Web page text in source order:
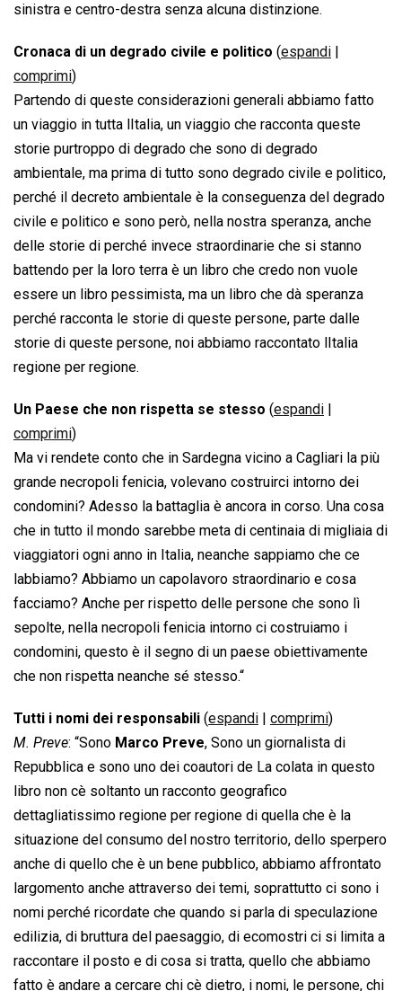
sinistra e centro-destra senza alcuna distinzione.
Cronaca di un degrado civile e politico (espandi
comprimi)
Partendo di queste considerazioni generali abbiamo fatto
un viaggio in tutta lItalia, un viaggio che racconta queste
storie purtroppo di degrado che sono di degrado
ambientale, ma prima di tutto sono degrado civile e politico,
perché il decreto ambientale è la conseguenza del degrado
civile e politico e sono però, nella nostra speranza, anche
delle storie di perché invece straordinarie che si stanno
battendo per la loro terra è un libro che credo non vuole
essere un libro pessimista, ma un libro che dà speranza
perché racconta le storie di queste persone, parte dalle
storie di queste persone, noi abbiamo raccontato lItalia
regione per regione.
Un Paese che non rispetta se stesso (espandi
comprimi)
Ma vi rendete conto che in Sardegna vicino a Cagliari la più
grande necropoli fenicia, volevano costruirci intorno dei
condomini? Adesso la battaglia è ancora in corso. Una cosa
che in tutto il mondo sarebbe meta di centinaia di migliaia di
viaggiatori ogni anno in Italia, neanche sappiamo che ce
labbiamo? Abbiamo un capolavoro straordinario e cosa
facciamo? Anche per rispetto delle persone che sono lì
sepolte, nella necropoli fenicia intorno ci costruiamo i
condomini, questo è il segno di un paese obiettivamente
che non rispetta neanche sé stesso.“
Tutti i nomi dei responsabili (espandi comprimi)
M. Preve: “Sono Marco Preve, Sono un giornalista di
Repubblica e sono uno dei coautori de La colata in questo
libro non cè soltanto un racconto geografico
dettagliatissimo regione per regione di quella che è la
situazione del consumo del nostro territorio, dello sperpero
anche di quello che è un bene pubblico, abbiamo affrontato
largomento anche attraverso dei temi, soprattutto ci sono i
nomi perché ricordate che quando si parla di speculazione
edilizia, di bruttura del paesaggio, di ecomostri ci si limita a
raccontare il posto e di cosa si tratta, quello che abbiamo
fatto è andare a cercare chi cè dietro, i nomi, le persone, chi